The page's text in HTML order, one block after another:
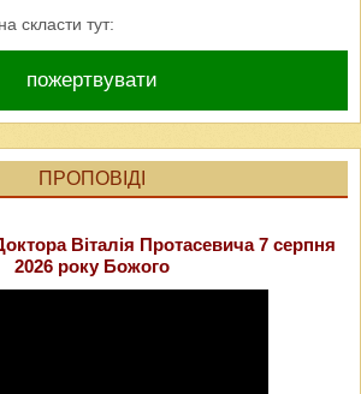
скласти тут:
пожертвувати
ПРОПОВІДІ
Віталія Протасевича 7 серпня
2026 року Божого